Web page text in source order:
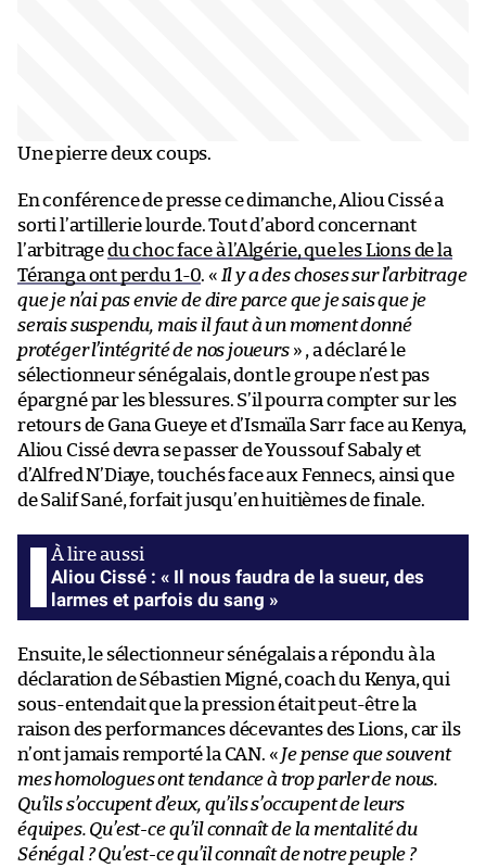
Une pierre deux coups.
En conférence de presse ce dimanche, Aliou Cissé a
sorti l’artillerie lourde. Tout d’abord concernant
l’arbitragedu choc face à l’Algérie, que les Lions de la
Téranga ont perdu 1-0. « Il y a des choses sur l’arbitrage
que je n’ai pas envie de dire parce que je sais que je
serais suspendu, mais il faut à un moment donné
protéger l’intégrité de nos joueurs» , a déclaré le
sélectionneur sénégalais, dont le groupe n’est pas
épargné par les blessures. S’il pourra compter sur les
retours de Gana Gueye et d’Ismaïla Sarr face au Kenya,
Aliou Cissé devra se passer de Youssouf Sabaly et
d’Alfred N’Diaye, touchés face aux Fennecs, ainsi que
de Salif Sané, forfait jusqu’en huitièmes de finale.
Aliou Cissé : « Il nous faudra de la sueur, des
larmes et parfois du sang »
Ensuite, le sélectionneur sénégalais a répondu à la
déclaration de Sébastien Migné, coach du Kenya, qui
sous-entendait que la pression était peut-être la
raison des performances décevantes des Lions, car ils
n’ont jamais remporté la CAN. « Je pense que souvent
mes homologues ont tendance à trop parler de nous.
Qu’ils s’occupent d’eux, qu’ils s’occupent de leurs
équipes. Qu’est-ce qu’il connaît de la mentalité du
Sénégal ? Qu’est-ce qu’il connaît de notre peuple ?